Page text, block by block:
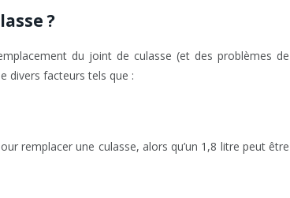
?
du joint de culasse (et des problèmes de
divers facteurs tels que :
remplacer une culasse, alors qu’un 1,8 litre peut être